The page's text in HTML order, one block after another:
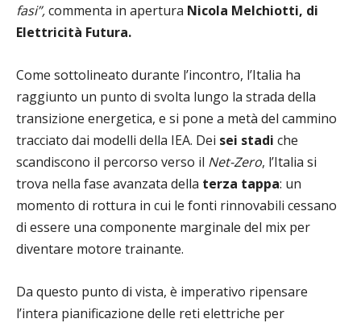
fasi”,commenta in apertura Nicola Melchiotti, di
Elettricità Futura.
Come sottolineato durante l’incontro, l’Italia ha
raggiunto un punto di svolta lungo la strada della
transizione energetica, e si pone a metà del cammino
tracciato dai modelli della IEA. Dei sei stadi che
scandiscono il percorso verso il Net-Zero, l’Italia si
trova nella fase avanzata della terza tappa: un
momento di rottura in cui le fonti rinnovabili cessano
di essere una componente marginale del mix per
diventare motore trainante.
Da questo punto di vista, è imperativo ripensare
l’intera pianificazione delle reti elettriche per